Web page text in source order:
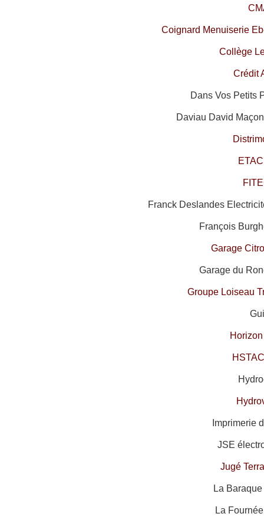
Coignard Menuiserie
Collège
Crédit
Dans Vos Petits
Daviau David
ETAC
Franck Deslandes
François
Garage
Garage du
Groupe Loiseau
Imprimerie
JSE
Jugé
La
La